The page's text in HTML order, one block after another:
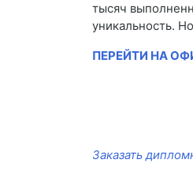
тысяч
уникальность.
ПЕРЕЙТИ НА
Заказать